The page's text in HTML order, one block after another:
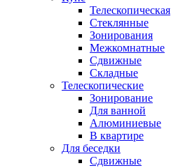
Телескопическая
Стеклянные
Зонирования
Межкомнатные
Сдвижные
Складные
Телескопические
Зонирование
Для ванной
Алюминиевые
В квартире
Для беседки
Сдвижные